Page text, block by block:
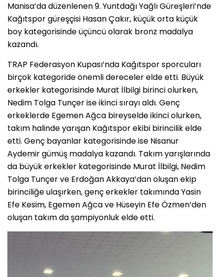
Manisa’da düzenlenen 9. Yuntdağı Yağlı Güreşleri’nde
Kağıtspor güreşçisi Hasan Çakır, küçük orta küçük
boy kategorisinde üçüncü olarak bronz madalya
kazandı.
TRAP Federasyon Kupası’nda Kağıtspor sporcuları
birçok kategoride önemli dereceler elde etti. Büyük
erkekler kategorisinde Murat İlbilgi birinci olurken,
Nedim Tolga Tunçer ise ikinci sırayı aldı. Genç
erkeklerde Egemen Ağca bireyselde ikinci olurken,
takım halinde yarışan Kağıtspor ekibi birincilik elde
etti. Genç bayanlar kategorisinde ise Nisanur
Aydemir gümüş madalya kazandı. Takım yarışlarında
da büyük erkekler kategorisinde Murat İlbilgi, Nedim
Tolga Tunçer ve Erdoğan Akkaya’dan oluşan ekip
birinciliğe ulaşırken, genç erkekler takımında Yasin
Efe Kesim, Egemen Ağca ve Hüseyin Efe Özmen’den
oluşan takım da şampiyonluk elde etti.